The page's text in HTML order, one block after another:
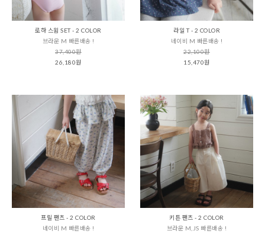
로하 스윔 SET - 2 COLOR
브라운 M 빠른배송 !
37,400원
26,180원
라일 T - 2 COLOR
네이비 M 빠른배송 !
22,100원
15,470원
프릴 팬츠 - 2 COLOR
네이비 M 빠른배송 !
키튼 팬츠 - 2 COLOR
브라운 M,JS 빠른배송 !